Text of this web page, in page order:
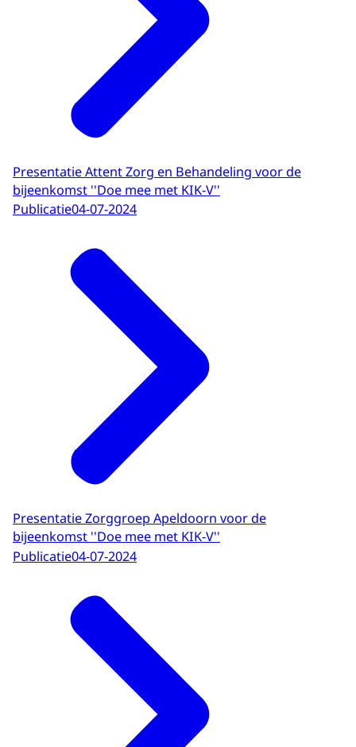
Presentatie Attent Zorg en Behandeling voor de
bijeenkomst ''Doe mee met KIK-V''
Publicatie04-07-2024
Presentatie Zorggroep Apeldoorn voor de
bijeenkomst ''Doe mee met KIK-V''
Publicatie04-07-2024